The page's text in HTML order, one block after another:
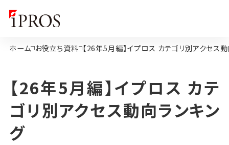
ホーム お役立ち資料 【26年5月編】イプロス カテゴリ別アクセス
【26年5月編】イプロス カテ
ゴリ別アクセス動向ランキン
グ